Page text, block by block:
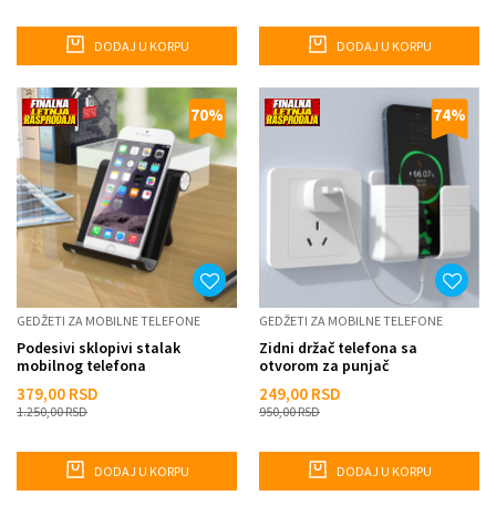
DODAJ U KORPU DODAJ U KORPU
70%
GEDŽETI ZA MOBILNE TELEFONE
Podesivi sklopivi stalak
mobilnog telefona
379,00 RSD
1.250,00RSD
DODAJ U KORPU
74%
GEDŽETI ZA MOBILNE TELEFONE
Zidni držač telefona sa
otvorom za punjač
249,00 RSD
950,00RSD
DODAJ U KORPU